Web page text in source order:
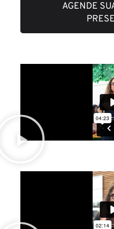
AGENDE